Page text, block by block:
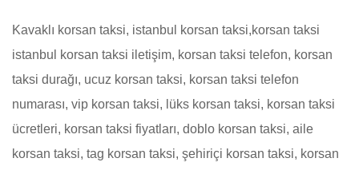
Kavaklı korsan taksi, istanbul korsan taksi,korsan taksi
istanbul korsan taksi iletişim, korsan taksi telefon, korsan
taksi durağı, ucuz korsan taksi, korsan taksi telefon
numarası, vip korsan taksi, lüks korsan taksi, korsan taksi
ücretleri, korsan taksi fiyatları, doblo korsan taksi, aile
korsan taksi, tag korsan taksi, şehiriçi korsan taksi, korsan